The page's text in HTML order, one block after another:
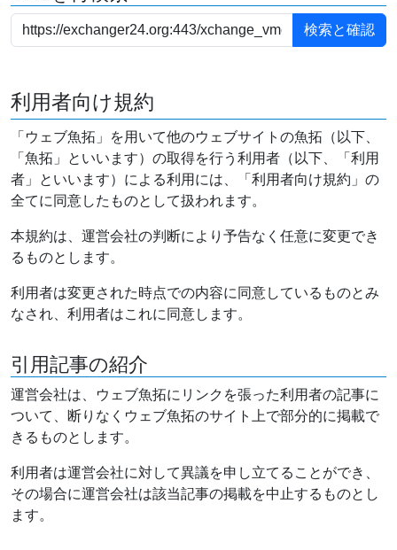
利用者向け規約
「ウェブ魚拓」を用いて他のウェブサイトの魚拓（以下、
「魚拓」といいます）の取得を行う利用者（以下、「利用
者」といいます）による利用には、「利用者向け規約」の
全てに同意したものとして扱われます。
本規約は、運営会社の判断により予告なく任意に変更でき
るものとします。
利用者は変更された時点での内容に同意しているものとみ
なされ、利用者はこれに同意します。
引用記事の紹介
運営会社は、ウェブ魚拓にリンクを張った利用者の記事に
ついて、断りなくウェブ魚拓のサイト上で部分的に掲載で
きるものとします。
利用者は運営会社に対して異議を申し立てることができ、
その場合に運営会社は該当記事の掲載を中止するものとし
ます。